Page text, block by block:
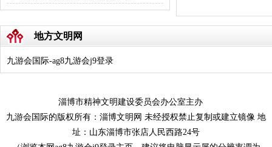
地方文明网
九游会国际-ag8九游会j9登录
淄博市精神文明建设委员会办公室主办
九游会国际的版权所有：淄博文明网 未经授权禁止复制或建立镜像 地
址：山东淄博市张店人民西路24号